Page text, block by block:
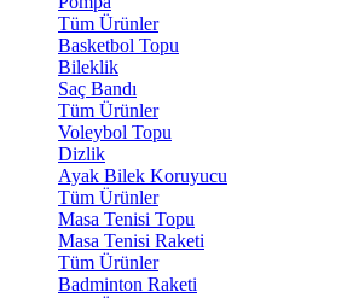
Tüm Ürünler
Basketbol Topu
Bileklik
Saç Bandı
Tüm Ürünler
Voleybol Topu
Dizlik
Ayak Bilek Koruyucu
Tüm Ürünler
Masa Tenisi Topu
Masa Tenisi Raketi
Tüm Ürünler
Badminton Raketi